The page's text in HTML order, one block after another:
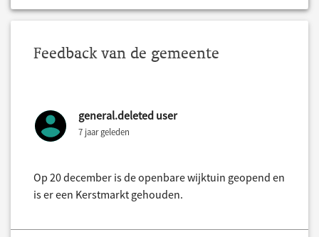
Feedback van de gemeente
general.deleted user
7 jaar geleden
Op 20 december is de openbare wijktuin geopend en
is er een Kerstmarkt gehouden.